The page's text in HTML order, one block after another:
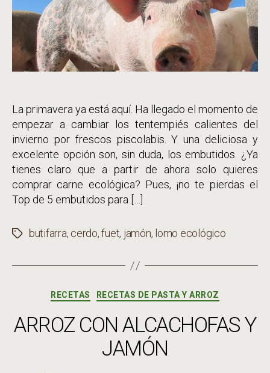
La primavera ya está aquí. Ha llegado el momento de
empezar a cambiar los tentempiés calientes del
invierno por frescos piscolabis. Y una deliciosa y
excelente opción son, sin duda, los embutidos. ¿Ya
tienes claro que a partir de ahora solo quieres
comprar carne ecológica? Pues, ¡no te pierdas el
Top de 5 embutidos para […]
Etiquetas
butifarra, cerdo,fuet, jamón, lomo ecológico
Categorías
RECETAS RECETAS DE PASTA Y ARROZ
ARROZ CON ALCACHOFAS Y
JAMÓN